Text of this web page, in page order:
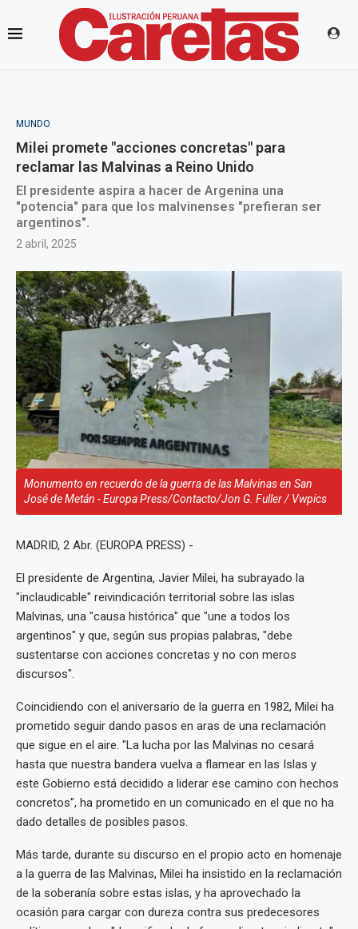
MUNDO
Milei promete "acciones concretas" para
reclamar las Malvinas a Reino Unido
El presidente aspira a hacer de Argenina una
"potencia" para que los malvinenses "prefieran ser
argentinos".
2 abril, 2025
Monumento en recuerdo de la guerra de las Malvinas en San
José de Metán - Europa Press/Contacto/Jon G. Fuller / Vwpics
MADRID, 2 Abr. (EUROPA PRESS) -
El presidente de Argentina, Javier Milei, ha subrayado la
"inclaudicable" reivindicación territorial sobre las islas
Malvinas, una "causa histórica" que "une a todos los
argentinos" y que, según sus propias palabras, "debe
sustentarse con acciones concretas y no con meros
discursos".
Coincidiendo con el aniversario de la guerra en 1982, Milei ha
prometido seguir dando pasos en aras de una reclamación
que sigue en el aire. "La lucha por las Malvinas no cesará
hasta que nuestra bandera vuelva a flamear en las Islas y
este Gobierno está decidido a liderar ese camino con hechos
concretos", ha prometido en un comunicado en el que no ha
dado detalles de posibles pasos.
Más tarde, durante su discurso en el propio acto en homenaje
a la guerra de las Malvinas, Milei ha insistido en la reclamación
de la soberanía sobre estas islas, y ha aprovechado la
ocasión para cargar con dureza contra sus predecesores